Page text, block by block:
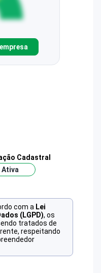
Cadastral
Ativa
com a Lei
(LGPD), os
tratados de
respeitando